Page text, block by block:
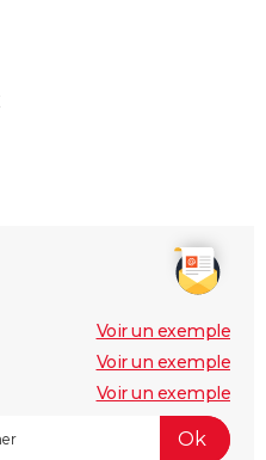
Voir un exemple
Voir un exemple
Voir un exemple